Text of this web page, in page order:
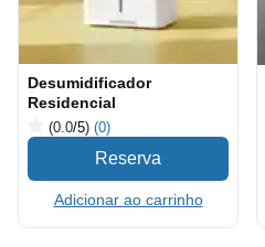
Desumidificador
Residencial
(0.0/5) (0)
Adicionar ao carrinho